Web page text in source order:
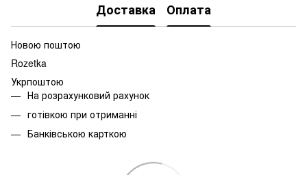
Доставка Оплата
Новою поштою
Rozetka
Укрпоштою
На розрахунковий рахунок
готівкою при отриманні
Банківською карткою